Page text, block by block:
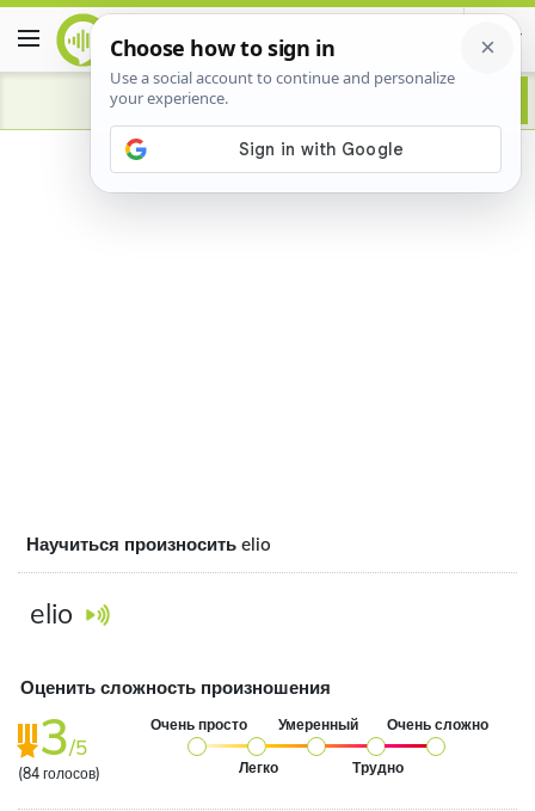
Научиться произносить elio
elio
Оценить сложность произношения
3/5
(84 голосов)
Очень просто
Легко
Умеренный
Трудно
Очень сложно